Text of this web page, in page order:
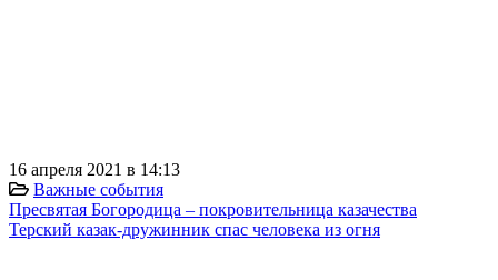
16 апреля 2021 в 14:13
Важные события
Пресвятая Богородица – покровительница казачества
Терский казак-дружинник спас человека из огня